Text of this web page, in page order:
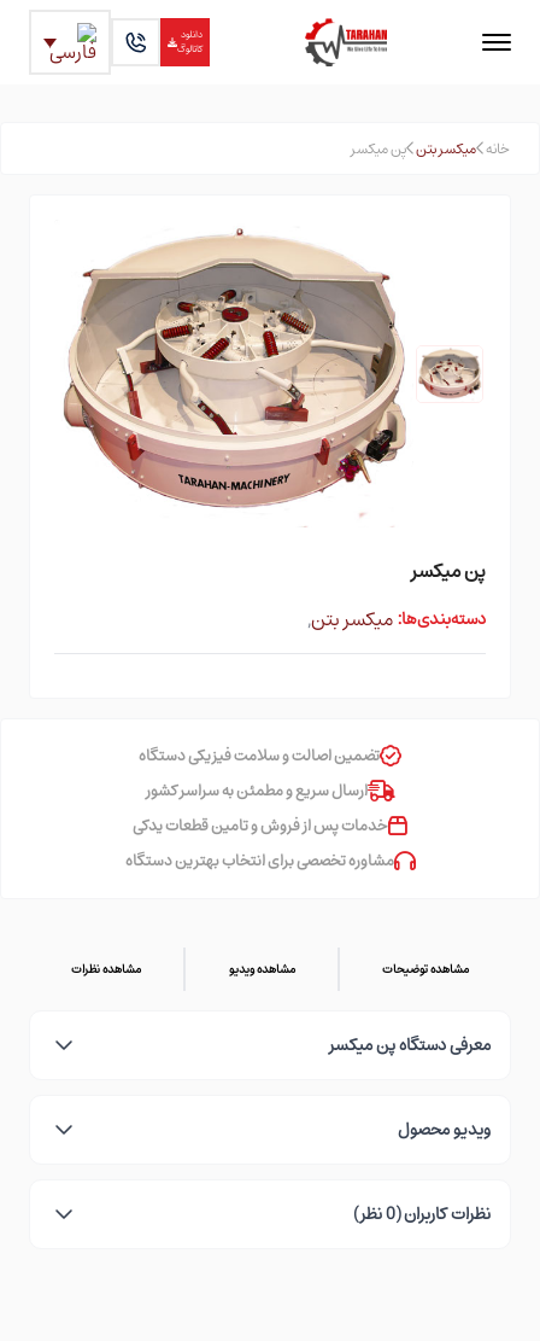
دانلود
کاتالوگ
خانه میکسر بتن پن میکسر
پن میکسر
دسته‌بندی‌ها:میکسر بتن,
تضمین اصالت و سلامت فیزیکی دستگاه
ارسال سریع و مطمئن به سراسر کشور
خدمات پس از فروش و تامین قطعات یدکی
مشاوره تخصصی برای انتخاب بهترین دستگاه
مشاهده توضیحات مشاهده ویدیو مشاهده نظرات
معرفی دستگاه پن میکسر
ویدیو محصول
نظرات کاربران (0 نظر)